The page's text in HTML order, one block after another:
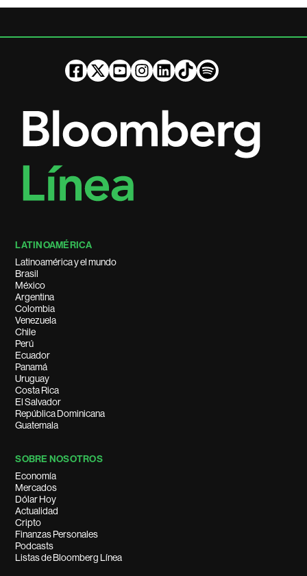
LATINOAMÉRICA
Latinoamérica y el mundo
Brasil
México
Argentina
Colombia
Venezuela
Chile
Perú
Ecuador
Panamá
Uruguay
Costa Rica
El Salvador
República Dominicana
Guatemala
SOBRE NOSOTROS
Economía
Mercados
Dólar Hoy
Actualidad
Cripto
Finanzas Personales
Podcasts
Listas de Bloomberg Línea